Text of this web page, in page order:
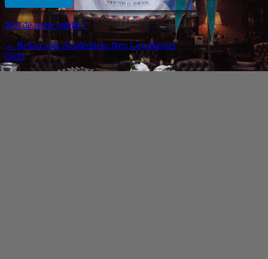
Mot de passe oublié ?
← Retour vers Academicus Neo Lovaniensis
Ordo